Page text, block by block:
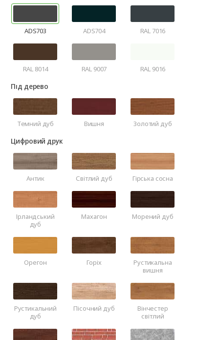
ADS703 ADS704 RAL 7016
RAL 8014 RAL 9007 RAL 9016
Під дерево
Темний дуб Вишня Золотий дуб
Цифровий друк
Антик Світлий дуб Гірська сосна
Ірландський
дуб
Махагон Морений дуб
Орегон Горіх
Рустикальна
вишня
Рустикальний
дуб
Пісочний дуб
Вінчестер
світлий